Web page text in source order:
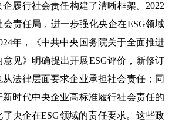
履行社会责任构建了清晰框架。2022
责任局，进一步强化央企在ESG领域
年，《中共中央国务院关于全面推进
意见》明确提出开展ESG评价，新修订
法律层面要求企业承担社会责任；同
时代中央企业高标准履行社会责任的
央企在ESG领域的责任要求。这些政